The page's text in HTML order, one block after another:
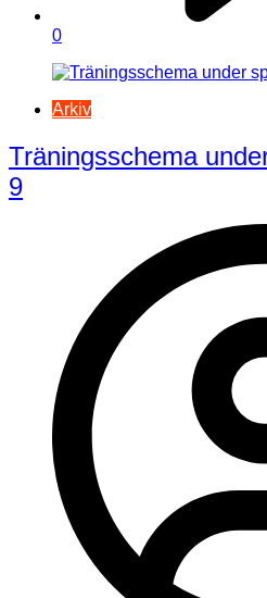
0
Arkiv
Träningsschema
9